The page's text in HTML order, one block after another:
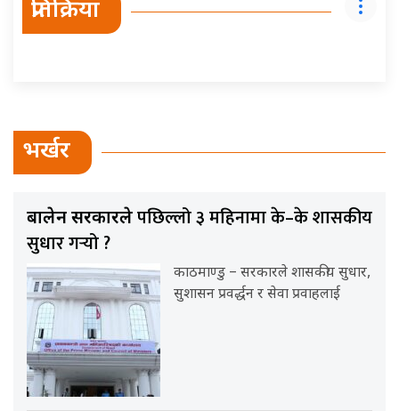
प्रतिक्रिया
भर्खर
बालेन सरकारलेपछिल्लो ३ महिनामा के–के शासकीय
सुधार गर्‍यो ?
काठमाण्डु – सरकारले शासकीय सुधार,
सुशासन प्रवर्द्धन र सेवा प्रवाहलाई